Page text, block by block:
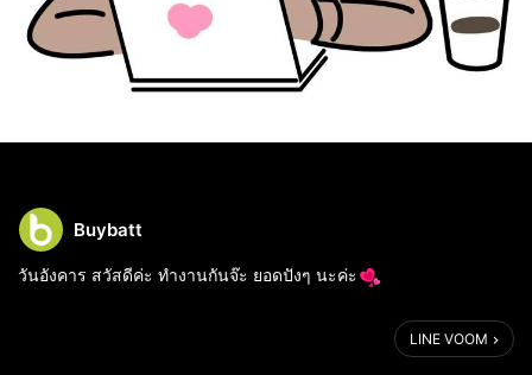
Buybatt
วันอังคาร สวัสดีค่ะ ทำงานกันจ๊ะ ยอดปังๆ นะค่ะ
LINE VOOM